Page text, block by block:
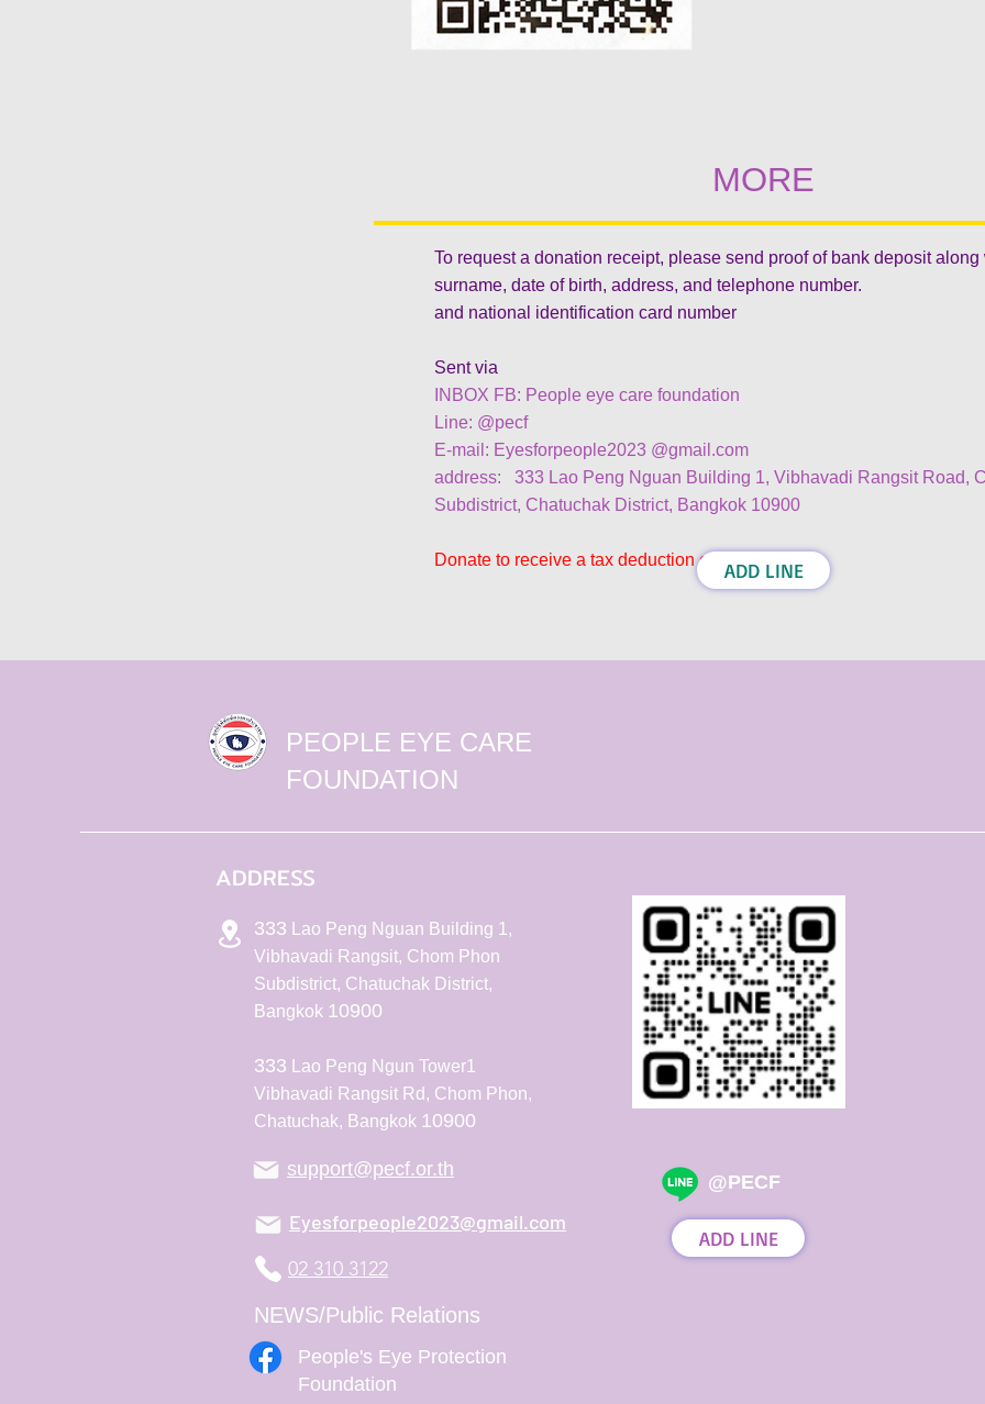
MORE
To request a donation receipt, please send proof of bank deposit along
surname, date of birth, address, and telephone number.
and national identification card number
Sent via
INBOX FB: People eye care foundation
Line: @pecf
E-mail: Eyesforpeople2023 @gmail.com
address: 333 Lao Peng Nguan Building 1, Vibhavadi Rangsit Road,
Subdistrict, Chatuchak District, Bangkok 10900
Donate to receive a tax deduction of 1 timeADD LINE
PEOPLE EYE CARE
FOUNDATION
ADDRESS
333 Lao Peng Nguan Building 1,
Vibhavadi Rangsit, Chom Phon
Subdistrict, Chatuchak District,
Bangkok 10900
333 Lao Peng Ngun Tower1
Vibhavadi Rangsit Rd, Chom Phon,
Chatuchak, Bangkok 10900
support@pecf.or.th
Eyesforpeople2023@gmail.com
02 310 3122
NEWS/Public Relations
People's Eye Protection
Foundation
@PECF
ADD LINE